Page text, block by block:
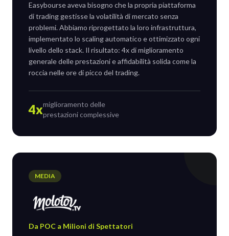
Easybourse aveva bisogno che la propria piattaforma
di trading gestisse la volatilità di mercato senza
problemi. Abbiamo riprogettato la loro infrastruttura,
implementato lo scaling automatico e ottimizzato ogni
livello dello stack. Il risultato: 4x di miglioramento
generale delle prestazioni e affidabilità solida come la
roccia nelle ore di picco del trading.
4xmiglioramento delle
prestazioni complessive
MEDIA
Da POC a Milioni di Spettatori